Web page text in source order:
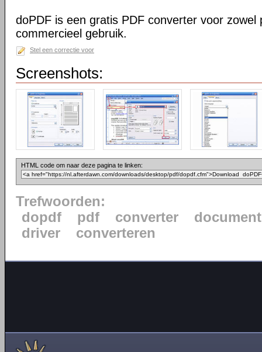
doPDF is een gratis PDF converter voor zowel
commercieel gebruik.
Stel een correctie voor
Screenshots:
HTML code om naar deze pagina te linken:
Trefwoorden:
dopdf
pdf converter
document
driver
converteren